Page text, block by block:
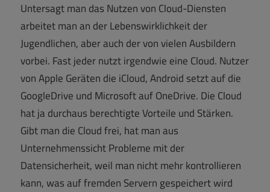
Untersagt man das Nutzen von Cloud-Diensten
arbeitet man an der Lebenswirklichkeit der
Jugendlichen, aber auch der von vielen Ausbildern
vorbei. Fast jeder nutzt irgendwie eine Cloud. Nutzer
von Apple Geräten die iCloud, Android setzt auf die
GoogleDrive und Microsoft auf OneDrive. Die Cloud
hat ja durchaus berechtigte Vorteile und Stärken.
Gibt man die Cloud frei, hat man aus
Unternehmenssicht Probleme mit der
Datensicherheit, weil man nicht mehr kontrollieren
kann, was auf fremden Servern gespeichert wird